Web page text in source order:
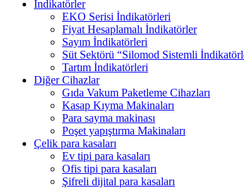
İndikatörler
EKO Serisi İndikatörleri
Fiyat Hesaplamalı İndikatörler
Sayım İndikatörleri
Süt Sektörü “Silomod Sistemli
Tartım İndikatörleri
Diğer Cihazlar
Gıda Vakum Paketleme Cihazları
Kasap Kıyma Makinaları
Para sayma makinası
Poşet yapıştırma Makinaları
Çelik para kasaları
Ev tipi para kasaları
Ofis tipi para kasaları
Şifreli dijital para kasaları